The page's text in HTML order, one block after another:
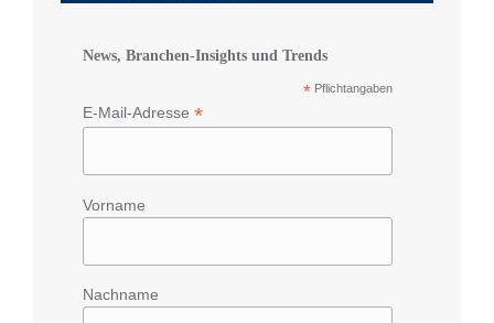
News, Branchen-Insights und Trends
* Pflichtangaben
E-Mail-Adresse *
Vorname
Nachname